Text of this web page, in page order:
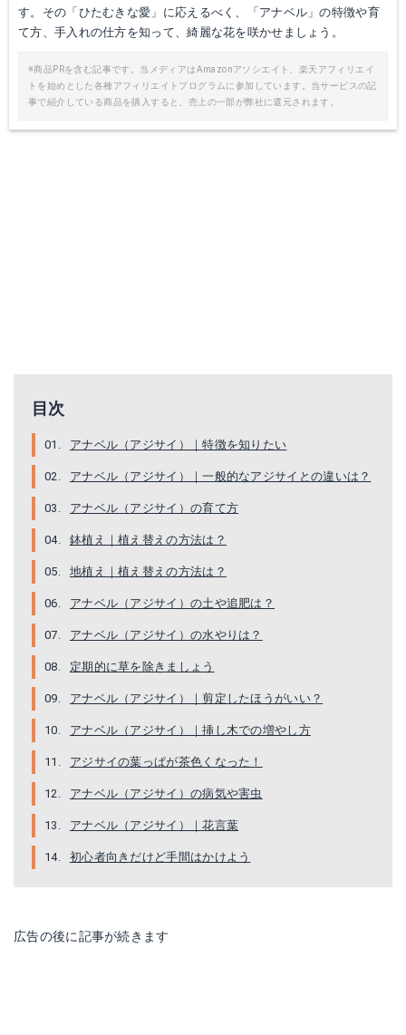
す。その「ひたむきな愛」に応えるべく、「アナベル」の特徴や育
て方、手入れの仕方を知って、綺麗な花を咲かせましょう。
※商品PRを含む記事です。当メディアはAmazonアソシエイト、楽天アフィリエイ
トを始めとした各種アフィリエイトプログラムに参加しています。当サービスの記
事で紹介している商品を購入すると、売上の一部が弊社に還元されます。
目次
アナベル（アジサイ）｜特徴を知りたい
アナベル（アジサイ）｜一般的なアジサイとの違いは？
アナベル（アジサイ）の育て方
鉢植え｜植え替えの方法は？
地植え｜植え替えの方法は？
アナベル（アジサイ）の土や追肥は？
アナベル（アジサイ）の水やりは？
定期的に草を除きましょう
アナベル（アジサイ）｜剪定したほうがいい？
アナベル（アジサイ）｜挿し木での増やし方
アジサイの葉っぱが茶色くなった！
アナベル（アジサイ）の病気や害虫
アナベル（アジサイ）｜花言葉
初心者向きだけど手間はかけよう
広告の後に記事が続きます
青アジサイの土 青アジサイの肥料
アイリスオーヤマ IJ-33
Amazonで詳細を見る
Yahoo!ショッピングで見る